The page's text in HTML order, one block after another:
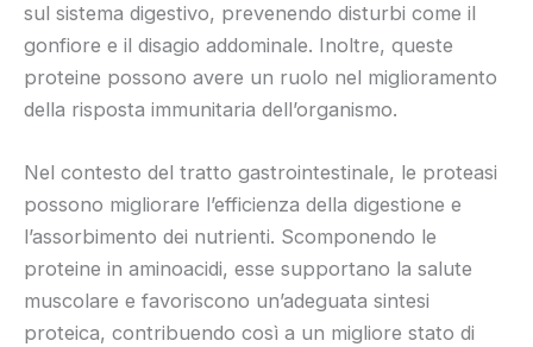
sul sistema digestivo, prevenendo disturbi come il
gonfiore e il disagio addominale. Inoltre, queste
proteine possono avere un ruolo nel miglioramento
della risposta immunitaria dell’organismo.
Nel contesto del tratto gastrointestinale, le proteasi
possono migliorare l’efficienza della digestione e
l’assorbimento dei nutrienti. Scomponendo le
proteine in aminoacidi, esse supportano la salute
muscolare e favoriscono un’adeguata sintesi
proteica, contribuendo così a un migliore stato di